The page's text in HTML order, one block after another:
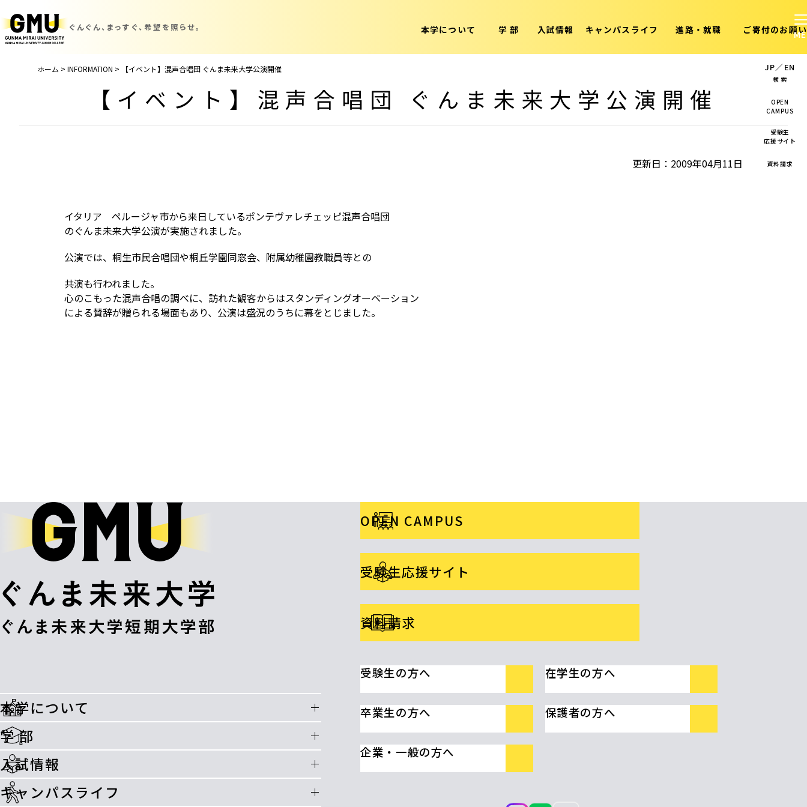
ぐんぐん、まっすぐ、 希望を照らせ。 本学について 学 部 入試情報 キャンパスライフ 進路・就職 ご寄付のお願い
ホーム > INFORMATION > 【イベント】混声合唱団 ぐんま未来大学公演開催
【イベント】混声合唱団 ぐんま未来大学公演開催
更新日：2009年04月11日
イタリア ペルージャ市から来日しているポンテヴァレチェッピ混声合唱団
のぐんま未来大学公演が実施されました。
公演では、桐生市民合唱団や桐丘学園同窓会、附属幼稚園教職員等との
共演も行われました。
心のこもった混声合唱の調べに、訪れた観客からはスタンディングオーベーション
による賛辞が贈られる場面もあり、公演は盛況のうちに幕をとじました。
JP／EN
検 索
OPEN
CAMPUS
受験生
応援サイト
資料請求
本学について
学 部
入試情報
キャンパスライフ
OPEN CAMPUS
受験生応援サイト
資料請求
受験生の方へ 在学生の方へ
卒業生の方へ 保護者の方へ
企業・一般の方へ